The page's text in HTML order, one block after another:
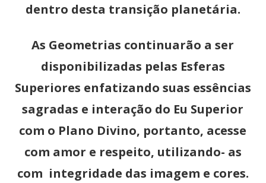
dentro desta transição planetária.
As Geometrias continuarão a ser
disponibilizadas pelas Esferas
Superiores enfatizando suas essências
sagradas e interação do Eu Superior
com o Plano Divino, portanto, acesse
com amor e respeito, utilizando- as
com integridade das imagem e cores.